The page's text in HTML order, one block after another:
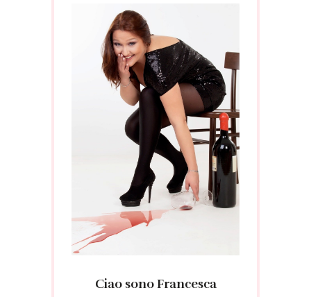
Ciao sono Francesca